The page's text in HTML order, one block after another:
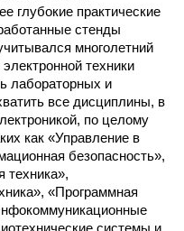
глубокие практические
стенды
многолетний
техники
лабораторных и
все дисциплины, в
по целому
как «Управление в
безопасность»,
техника»,
«Программная
системы и